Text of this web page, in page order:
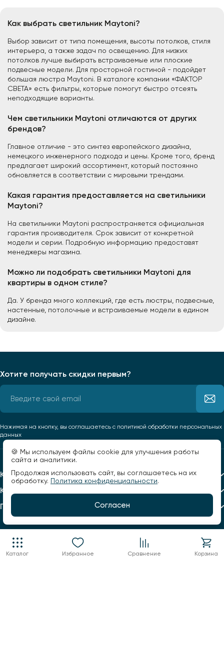
Как выбрать светильник Maytoni?
Выбор зависит от типа помещения, высоты потолков, стиля
интерьера, а также задач по освещению. Для низких
потолков лучше выбирать встраиваемые или плоские
подвесные модели. Для просторной гостиной - подойдет
большая люстра Maytoni. В каталоге компании «ФАКТОР
СВЕТА» есть фильтры, которые помогут быстро отсеять
неподходящие варианты.
Чем светильники Maytoni отличаются от других
брендов?
Главное отличие - это синтез европейского дизайна,
немецкого инженерного подхода и цены. Кроме того, бренд
предлагает широкий ассортимент, который постоянно
обновляется в соответствии с мировыми трендами.
Какая гарантия предоставляется на светильники
Maytoni?
На светильники Maytoni распространяется официальная
гарантия производителя. Срок зависит от конкретной
модели и серии. Подробную информацию предоставят
менеджеры магазина.
Можно ли подобрать светильники Maytoni для
квартиры в одном стиле?
Да. У бренда много коллекций, где есть люстры, подвесные,
настенные, потолочные и встраиваемые модели в едином
дизайне.
Каталог
Компания
Помощь
Хотите получать скидки первым?
Нажимая на кнопку, вы соглашаетесь с политикой обработки персональных
данных
Каталог Избранное Сравнение Корзина
🍪 Мы используем файлы cookie для улучшения работы
сайта и аналитики.
Продолжая использовать сайт, вы соглашаетесь на их
обработку. Политика конфиденциальности.
Согласен